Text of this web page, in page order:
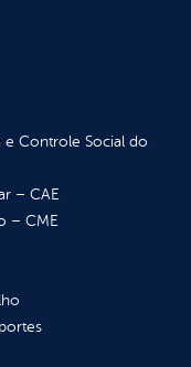
Controle Social do
– CAE
– CME